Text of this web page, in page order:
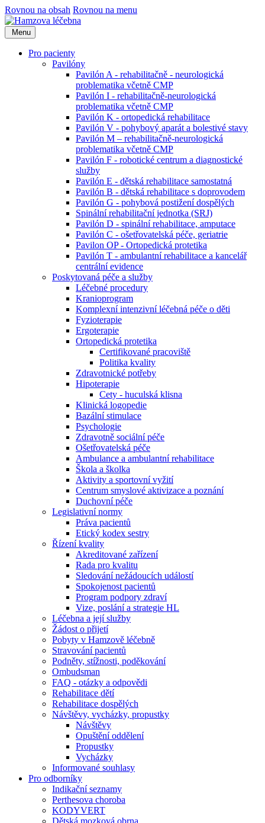
Rovnou na obsah Rovnou na menu
Menu
Pro pacienty
Pavilóny
Pavilón A - rehabilitačně - neurologická
problematika včetně CMP
Pavilón I - rehabilitačně-neurologická
problematika včetně CMP
Pavilón K - ortopedická rehabilitace
Pavilón V - pohybový aparát a bolestivé stavy
Pavilón M – rehabilitačně-neurologická
problematika včetně CMP
Pavilón F - robotické centrum a diagnostické
služby
Pavilón E - dětská rehabilitace samostatná
Pavilón B - dětská rehabilitace s doprovodem
Pavilón G - pohybová postižení dospělých
Spinální rehabilitační jednotka (SRJ)
Pavilón D - spinální rehabilitace, amputace
Pavilón C - ošetřovatelská péče, geriatrie
Pavilon OP - Ortopedická protetika
Pavilón T - ambulantní rehabilitace a kancelář
centrální evidence
Poskytovaná péče a služby
Léčebné procedury
Kranioprogram
Komplexní intenzivní léčebná péče o děti
Fyzioterapie
Ergoterapie
Ortopedická protetika
Certifikované pracoviště
Politika kvality
Zdravotnické potřeby
Hipoterapie
Cety - huculská klisna
Klinická logopedie
Bazální stimulace
Psychologie
Zdravotně sociální péče
Ošetřovatelská péče
Ambulance a ambulantní rehabilitace
Škola a školka
Aktivity a sportovní vyžití
Centrum smyslové aktivizace a poznání
Duchovní péče
Legislativní normy
Práva pacientů
Etický kodex sestry
Řízení kvality
Akreditované zařízení
Rada pro kvalitu
Sledování nežádoucích událostí
Spokojenost pacientů
Program podpory zdraví
Vize, poslání a strategie HL
Léčebna a její služby
Žádost o přijetí
Pobyty v Hamzově léčebně
Stravování pacientů
Podněty, stížnosti, poděkování
Ombudsman
FAQ - otázky a odpovědi
Rehabilitace dětí
Rehabilitace dospělých
Návštěvy, vycházky, propustky
Návštěvy
Opuštění oddělení
Propustky
Vycházky
Informované souhlasy
Pro odborníky
Indikační seznamy
Perthesova choroba
KODYVERT
Dětská mozková obrna